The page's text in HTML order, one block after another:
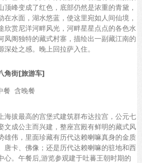
顶峰变成了红色，底部仍然是浓重的青黛，
在水面，湖水悠蓝，使这里宛如人间仙境，
欣赏尼洋河畔风光，河畔星星点点的各色水
凤阁独特的藏式村寨，描绘出一副藏江南的
深处之感。晚上回拉萨入住。
角街[旅游车]
餐 含晚餐
海拔最高的宫堡式建筑群布达拉宫，公元七
文成公主而兴建，整座宫殿有鲜明的藏式风
雄伟，里面珍藏有历代达赖喇嘛真身的金质
唐卡、佛像；还是历代达赖喇嘛的驻地和西
心。午餐后,游览参观建于吐蕃王朝时期的